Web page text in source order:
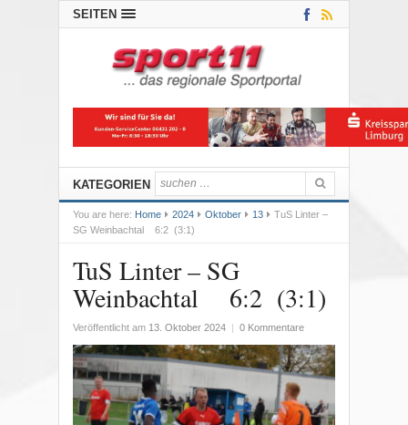
SEITEN
KATEGORIEN
You are here: Home 2024 Oktober 13
TuS Linter –
SG Weinbachtal 6:2 (3:1)
TuS Linter – SG
Weinbachtal 6:2 (3:1)
Veröffentlicht am 13. Oktober 2024 0 Kommentare